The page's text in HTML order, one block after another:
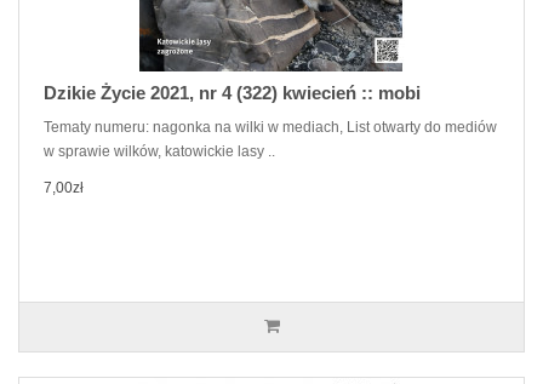
Dzikie Życie 2021, nr 4 (322) kwiecień :: mobi
Tematy numeru: nagonka na wilki w mediach, List otwarty do mediów
w sprawie wilków, katowickie lasy ..
7,00zł